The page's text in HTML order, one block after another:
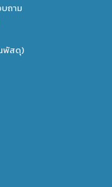
ถาม
พัสดุ)